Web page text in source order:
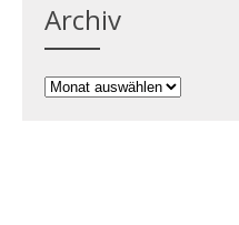
Archiv
Archiv